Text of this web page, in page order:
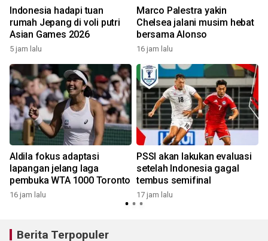
Indonesia hadapi tuan
rumah Jepang di voli putri
Asian Games 2026
5 jam lalu
Marco Palestra yakin
Chelsea jalani musim hebat
bersama Alonso
16 jam lalu
Aldila fokus adaptasi
lapangan jelang laga
pembuka WTA 1000 Toronto
16 jam lalu
PSSI akan lakukan evaluasi
setelah Indonesia gagal
tembus semifinal
17 jam lalu
Berita Terpopuler